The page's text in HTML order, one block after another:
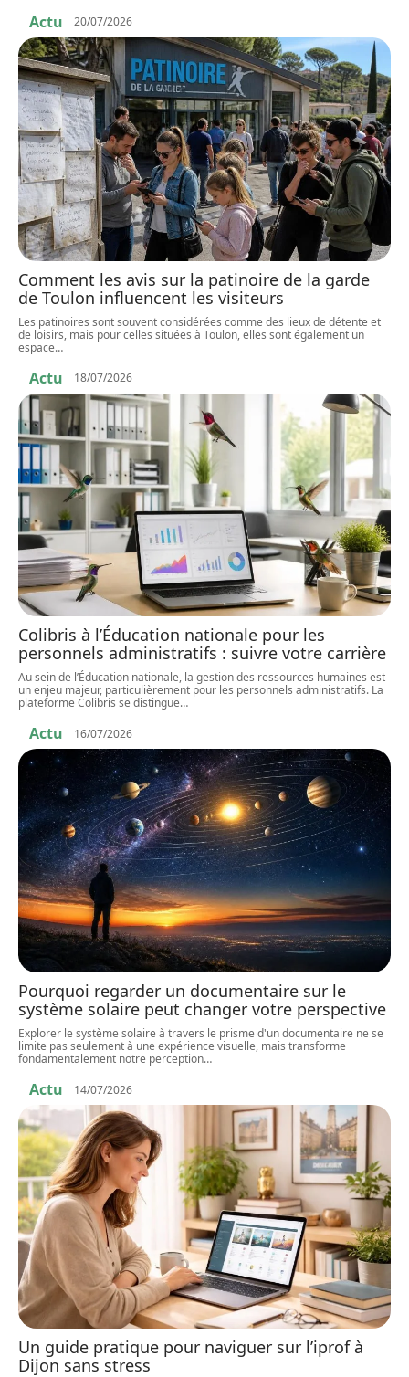
Actu 20/07/2026
Comment les avis sur la patinoire de la garde
de Toulon influencent les visiteurs
Les patinoires sont souvent considérées comme des lieux de détente et
de loisirs, mais pour celles situées à Toulon, elles sont également un
espace…
Actu 18/07/2026
Colibris à l’Éducation nationale pour les
personnels administratifs : suivre votre carrière
Au sein de l’Éducation nationale, la gestion des ressources humaines est
un enjeu majeur, particulièrement pour les personnels administratifs. La
plateforme Colibris se distingue…
Actu 16/07/2026
Pourquoi regarder un documentaire sur le
système solaire peut changer votre perspective
Explorer le système solaire à travers le prisme d'un documentaire ne se
limite pas seulement à une expérience visuelle, mais transforme
fondamentalement notre perception…
Actu 14/07/2026
Un guide pratique pour naviguer sur l’iprof à
Dijon sans stress